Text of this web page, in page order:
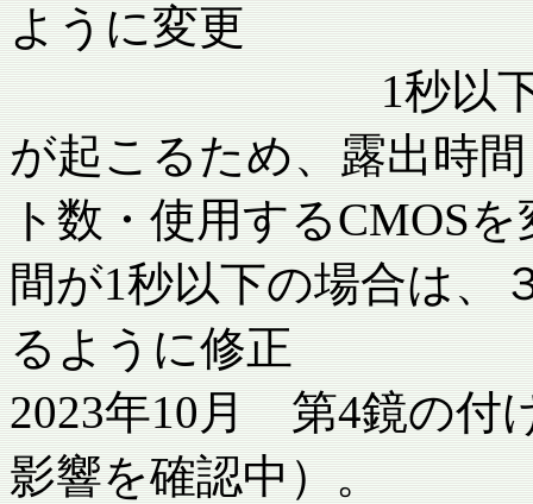
ように変更
1秒以下の露出
が起こるため、露出時
ト数・使用するCMOS
間が1秒以下の場合は、
るように修正
2023年10月 第4鏡の付
影響を確認中）。